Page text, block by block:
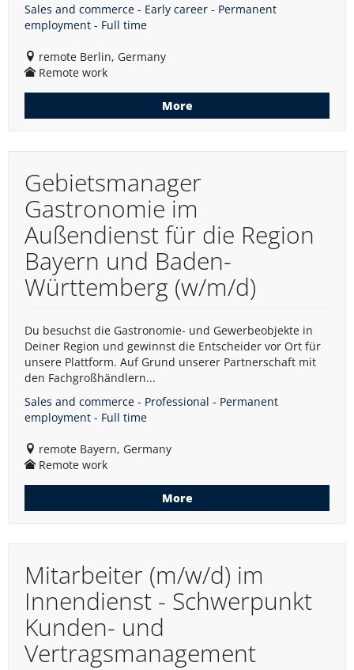
Sales and commerce - Early career - Permanent
employment - Full time
remote Berlin, Germany
Remote work
More
Gebietsmanager
Gastronomie im
Außendienst für die Region
Bayern und Baden-
Württemberg (w/m/d)
Du besuchst die Gastronomie- und Gewerbeobjekte in
Deiner Region und gewinnst die Entscheider vor Ort für
unsere Plattform. Auf Grund unserer Partnerschaft mit
den Fachgroßhändlern...
Sales and commerce - Professional - Permanent
employment - Full time
remote Bayern, Germany
Remote work
More
Mitarbeiter (m/w/d) im
Innendienst - Schwerpunkt
Kunden- und
Vertragsmanagement